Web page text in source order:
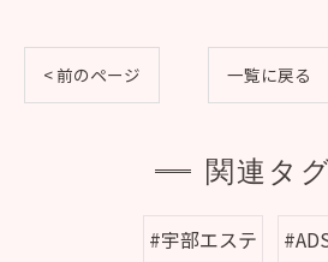
< 前のページ 一覧に戻る
関連タ
#宇部エステ